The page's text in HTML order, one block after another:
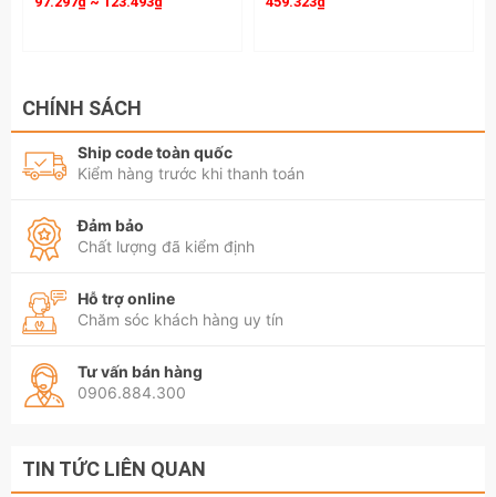
CHÍNH SÁCH
Ship code toàn quốc
Kiểm hàng trước khi thanh toán
Đảm bảo
Chất lượng đã kiểm định
Hỗ trợ online
Chăm sóc khách hàng uy tín
Tư vấn bán hàng
0906.884.300
TIN TỨC LIÊN QUAN